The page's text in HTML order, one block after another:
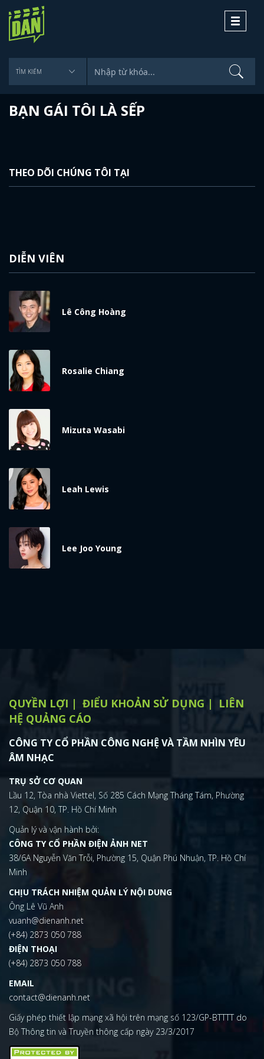
Toggle
BẠN GÁI TÔI LÀ SẾP
THEO DÕI CHÚNG TÔI TẠI
DIỄN VIÊN
Lê Công Hoàng
Rosalie Chiang
Mizuta Wasabi
Leah Lewis
Lee Joo Young
QUYỀN LỢI ĐIỂU KHOẢN SỬ DỤNG
LIÊN
HỆ QUẢNG CÁO
CÔNG TY CỔ PHẦN CÔNG NGHỆ VÀ TẦM NHÌN YÊU
ÂM NHẠC
TRỤ SỞ CƠ QUAN
Lầu 12, Tòa nhà Viettel, Số 285 Cách Mạng Tháng Tám, Phường
12, Quận 10, TP. Hồ Chí Minh
Quản lý và vận hành bởi:
CÔNG TY CỔ PHẦN ĐIỆN ẢNH NET
38/6A Nguyễn Văn Trỗi, Phường 15, Quận Phú Nhuận, TP. Hồ Chí
Minh
CHỊU TRÁCH NHIỆM QUẢN LÝ NỘI DUNG
Ông Lê Vũ Anh
vuanh@dienanh.net
(+84) 2873 050 788
ĐIỆN THOẠI
(+84) 2873 050 788
EMAIL
contact@dienanh.net
Giấy phép thiết lập mạng xã hội trên mạng số 123/GP-BTTTT do
Bộ Thông tin và Truyền thông cấp ngày 23/3/2017